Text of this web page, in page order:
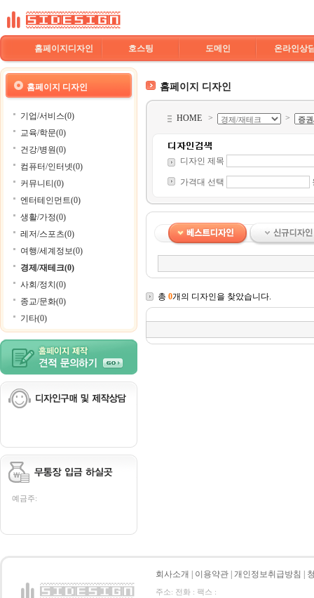
홈페이지디자인 호스팅 도메인 온라인상
홈페이지 디자인
기업/서비스(0)
교육/학문(0)
건강/병원(0)
컴퓨터/인터넷(0)
커뮤니티(0)
엔터테인먼트(0)
생활/가정(0)
레저/스포츠(0)
여행/세계정보(0)
경제/재테크(0)
사회/정치(0)
종교/문화(0)
기타(0)
예금주:
홈페이지 디자인
HOME > >
디자인 제목
가격대 선택
총 0개의 디자인을 찾았습니다.
회사소개 이용약관 개인정보취급방침
주소: 전화 : 팩스 :